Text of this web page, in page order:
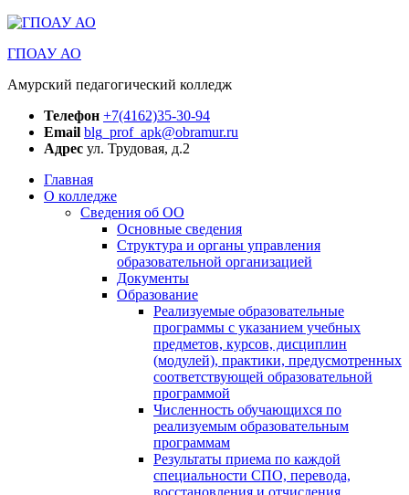
ГПОАУ АО
Амурский педагогический колледж
Телефон +7(4162)35-30-94
Email blg_prof_apk@obramur.ru
Адрес ул. Трудовая, д.2
Главная
О колледже
Сведения об ОО
Основные сведения
Структура и органы управления
образовательной организацией
Документы
Образование
Реализуемые образовательные
программы с указанием учебных
предметов, курсов, дисциплин
(модулей), практики, предусмотренных
соответствующей образовательной
программой
Численность обучающихся по
реализуемым образовательным
программам
Результаты приема по каждой
специальности СПО, перевода,
восстановления и отчисления